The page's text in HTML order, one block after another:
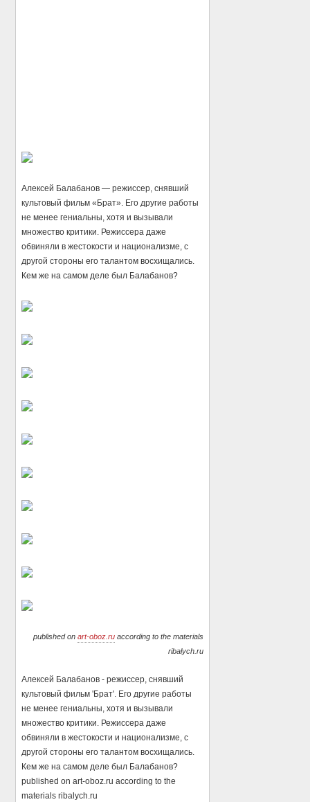
Алексей Балабанов — режиссер, снявший
культовый фильм «Брат». Его другие работы
не менее гениальны, хотя и вызывали
множество критики. Режиссера даже
обвиняли в жестокости и национализме, с
другой стороны его талантом восхищались.
Кем же на самом деле был Балабанов?
published on art-oboz.ruaccording to the materials
ribalych.ru
Алексей Балабанов - режиссер, снявший
культовый фильм 'Брат'. Его другие работы
не менее гениальны, хотя и вызывали
множество критики. Режиссера даже
обвиняли в жестокости и национализме, с
другой стороны его талантом восхищались.
Кем же на самом деле был Балабанов?
published on art-oboz.ru according to the
materials ribalych.ru